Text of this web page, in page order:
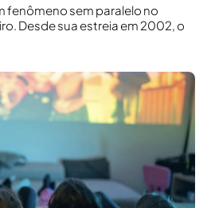
fenômeno sem paralelo no
Desde sua estreia em 2002, o